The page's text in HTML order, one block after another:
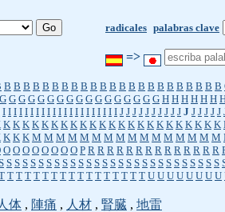
radicales palabras clave
=>
B B B B B B B B B B B B B B B B B B B B B B B
G G G G G G G G G G G G G G G G G H H H H H H
I I I I I I I I I I I I I I I I I I I I I J J J J J J J J J J J J J J J J
K K K K K K K K K K K K K K K K K K K K K K K
K K K M M M M M M M M M M M M M M M M
O O O O O O O O P R R R R R R R R R R R R R R
S S S S S S S S S S S S S S S S S S S S S S S S S S S
T T T T T T T T T T T T T T T T U U U U U U U U
体 , 陣痛 , 人材 , 腎臓 , 地雷